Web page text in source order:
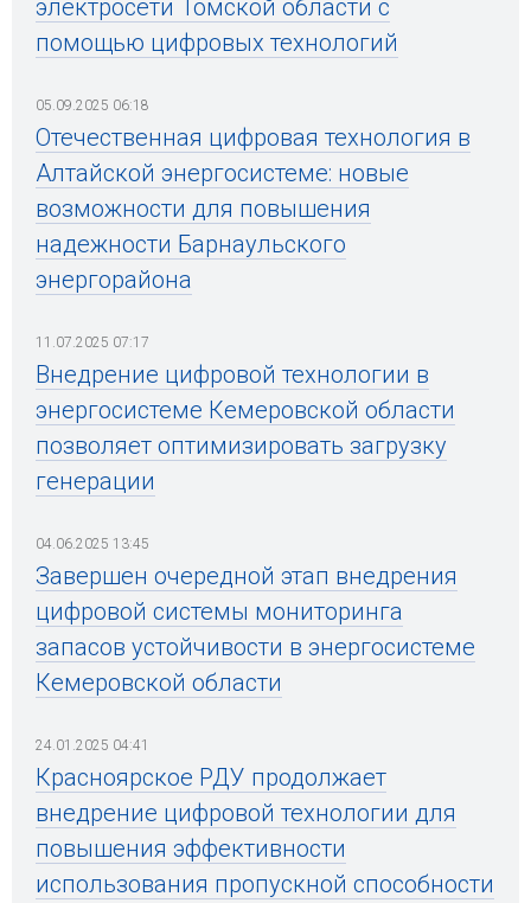
электросети Томской области с
помощью цифровых технологий
05.09.2025 06:18
Отечественная цифровая технология в
Алтайской энергосистеме: новые
возможности для повышения
надежности Барнаульского
энергорайона
11.07.2025 07:17
Внедрение цифровой технологии в
энергосистеме Кемеровской области
позволяет оптимизировать загрузку
генерации
04.06.2025 13:45
Завершен очередной этап внедрения
цифровой системы мониторинга
запасов устойчивости в энергосистеме
Кемеровской области
24.01.2025 04:41
Красноярское РДУ продолжает
внедрение цифровой технологии для
повышения эффективности
использования пропускной способности